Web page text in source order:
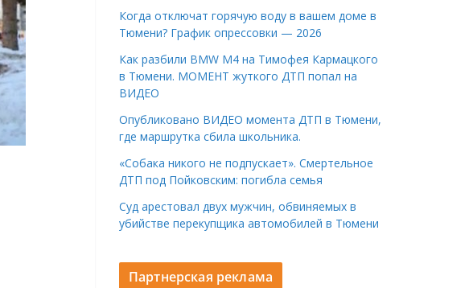
Когда отключат горячую воду в вашем доме в
Тюмени? График опрессовки — 2026
Как разбили BMW M4 на Тимофея Кармацкого
в Тюмени. МОМЕНТ жуткого ДТП попал на
ВИДЕО
Опубликовано ВИДЕО момента ДТП в Тюмени,
где маршрутка сбила школьника.
«Собака никого не подпускает». Смертельное
ДТП под Пойковским: погибла семья
Суд арестовал двух мужчин, обвиняемых в
убийстве перекупщика автомобилей в Тюмени
Партнерская реклама